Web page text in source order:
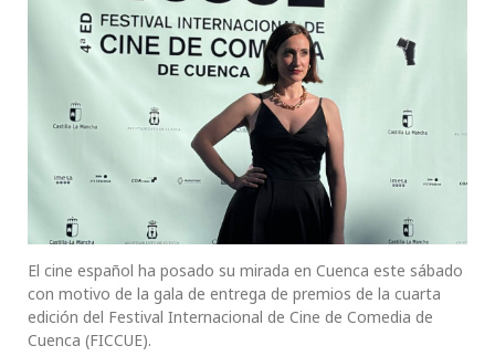
El cine español ha posado su mirada en Cuenca este sábado
con motivo de la gala de entrega de premios de la cuarta
edición del Festival Internacional de Cine de Comedia de
Cuenca (FICCUE).